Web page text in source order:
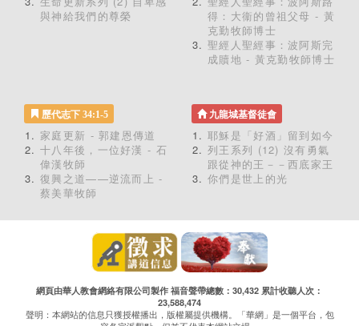
與神給我們的尊榮
得：大衞的曾祖父母 - 黃
克勤牧師博士
聖經人聖經事：波阿斯完
成贖地 - 黃克勤牧師博士
歷代志下 34:1-5
家庭更新 - 郭建恩傳道
十八年後，一位好漢 - 石
偉漢牧師
復興之道——逆流而上 -
蔡美華牧師
九龍城基督徒會
耶穌是「好酒」留到如今
列王系列 (12) 沒有勇氣
跟從神的王－－西底家王
你們是世上的光
網頁由華人教會網絡有限公司製作 福音聲帶總數：30,432 累計收聽人次：
23,588,474
聲明：本網站的信息只獲授權播出，版權屬提供機構。「華網」是一個平台，包